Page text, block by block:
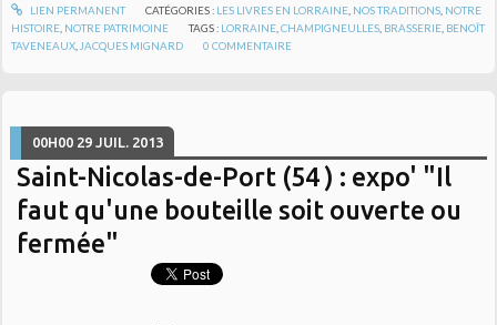
LIEN PERMANENT CATÉGORIES : LES LIVRES EN LORRAINE, NOS TRADITIONS, NOTRE
HISTOIRE NOTRE PATRIMOINE TAGS : LORRAINE ,CHAMPIGNEULLES BRASSERIE BENOÎT
TAVENEAUX JACQUES MIGNARD 0 COMMENTAIRE
00H00 29 JUIL. 2013
Saint-Nicolas-de-Port (54 ) : expo' "Il
faut qu'une bouteille soit ouverte ou
fermée"